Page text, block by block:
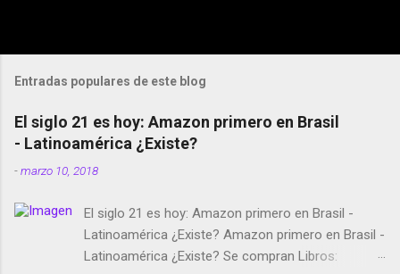
Entradas populares de este blog
El siglo 21 es hoy: Amazon primero en Brasil
- Latinoamérica ¿Existe?
-marzo 10, 2018
El siglo 21 es hoy: Amazon primero en Brasil -
Latinoamérica ¿Existe? Amazon primero en Brasil -
Latinoamérica ¿Existe? Se compran Libros: